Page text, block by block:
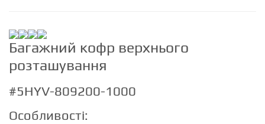
Багажний кофр верхнього
розташування
#5HYV-809200-1000
Особливості: